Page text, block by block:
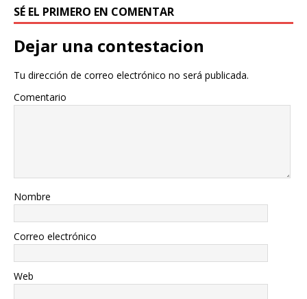
SÉ EL PRIMERO EN COMENTAR
Dejar una contestacion
Tu dirección de correo electrónico no será publicada.
Comentario
Nombre
Correo electrónico
Web